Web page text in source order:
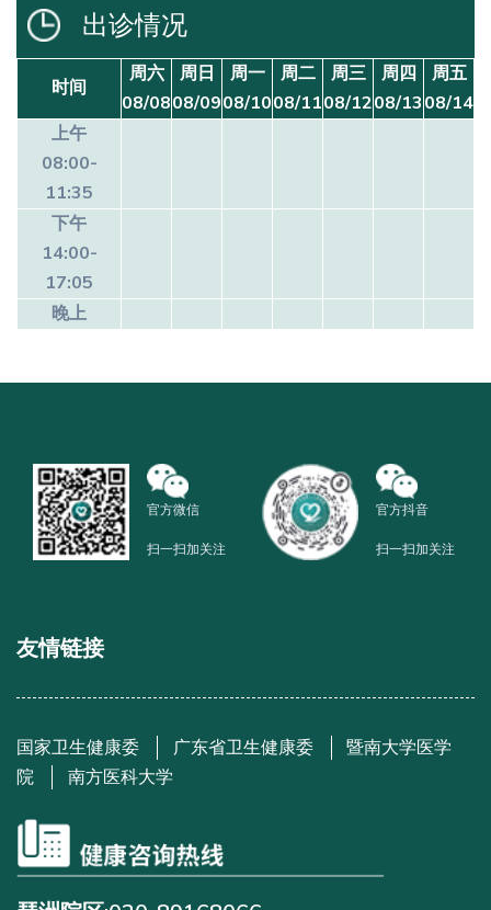
出诊情况
时间
周六
08/08
周日
08/09
周一
08/10
周二
08/11
周三
08/12
周四
08/13
周五
08/14
上午
08:00-
11:35
下午
14:00-
17:05
晚上
官方微信
扫一扫加关注
官方抖音
扫一扫加关注
友情链接
国家卫生健康委 广东省卫生健康委
暨南大学医学
院
南方医科大学